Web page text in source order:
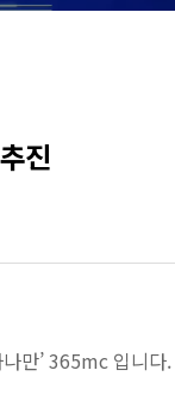
진
만’ 365mc 입니다.